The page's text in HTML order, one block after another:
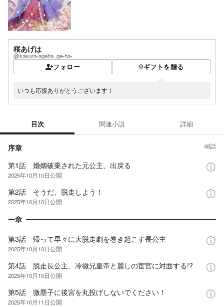
桜あげは
@sakura-ageha_ge-ha-
フォロー ギフトを贈る
いつも応援ありがとうございます！
目次 関連小説 詳細
目次
序章 48話
第1話 婚姻破棄された元公主、出戻る
2025年10月10日公開
第2話 そうだ、脱走しよう！
2025年10月10日公開
一章
第3話 帰って早々に大脱走劇を巻き起こす長公主
2025年10月10日公開
第4話 脱走長公主、冷徹兄皇帝と麗しの宦官に対面する!?
2025年10月10日公開
第5話 微塵子に後宮を丸投げしないでください！
2025年10月11日公開